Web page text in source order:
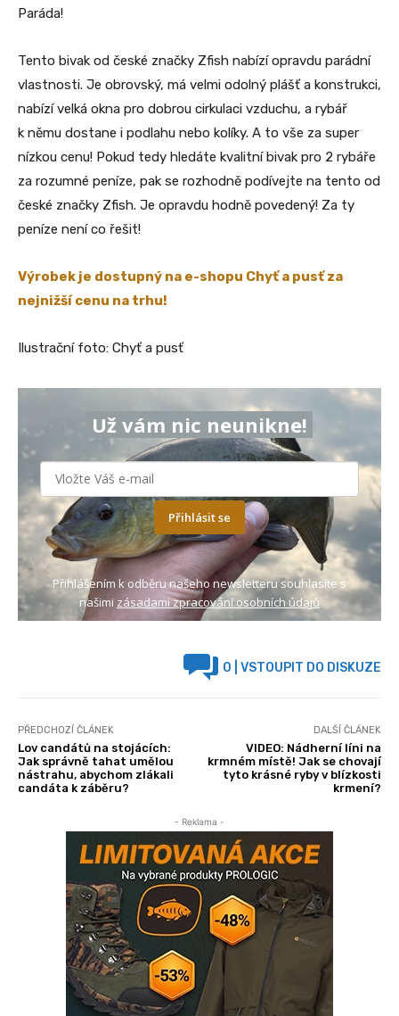
Paráda!
Tento bivak od české značky Zfish nabízí opravdu parádní
vlastnosti. Je obrovský, má velmi odolný plášť a konstrukci,
nabízí velká okna pro dobrou cirkulaci vzduchu, a rybář
k němu dostane i podlahu nebo kolíky. A to vše za super
nízkou cenu! Pokud tedy hledáte kvalitní bivak pro 2 rybáře
za rozumné peníze, pak se rozhodně podívejte na tento od
české značky Zfish. Je opravdu hodně povedený! Za ty
peníze není co řešit!
Výrobek je dostupný na e-shopu Chyť a pusť za
nejnižší cenu na trhu!
Ilustrační foto: Chyť a pusť
Už vám nic neunikne!
Přihlásit se
Přihlášením k odběru našeho newsletteru souhlasíte s
našimi zásadami zpracování osobních údajů
0 | VSTOUPIT DO DISKUZE
PŘEDCHOZÍ ČLÁNEK
Lov candátů na stojácích:
Jak správně tahat umělou
nástrahu, abychom zlákali
candáta k záběru?
DALŠÍ ČLÁNEK
VIDEO: Nádherní líni na
krmném místě! Jak se chovají
tyto krásné ryby v blízkosti
krmení?
- Reklama -